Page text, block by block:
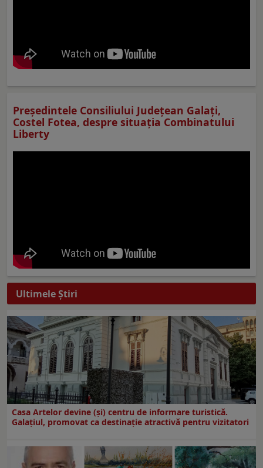
Preşedintele Consiliului Judeţean Galaţi,
Costel Fotea, despre situaţia Combinatului
Liberty
Ultimele Ştiri
Casa Artelor devine (şi) centru de informare turistică.
Galaţiul, promovat ca destinaţie atractivă pentru vizitatori